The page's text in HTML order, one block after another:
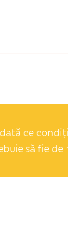
ce
să fie de